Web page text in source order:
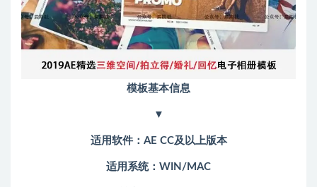
模板基本信息
▼
适用软件：AE CC及以上版本
适用系统：WIN/MAC